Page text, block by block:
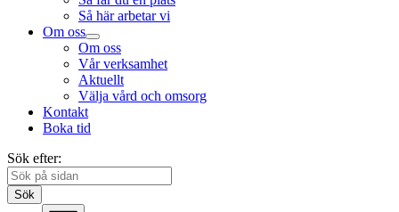
Så här arbetar vi
Om oss
Om oss
Vår verksamhet
Aktuellt
Välja vård och omsorg
Kontakt
Boka tid
Sök efter:
Sök